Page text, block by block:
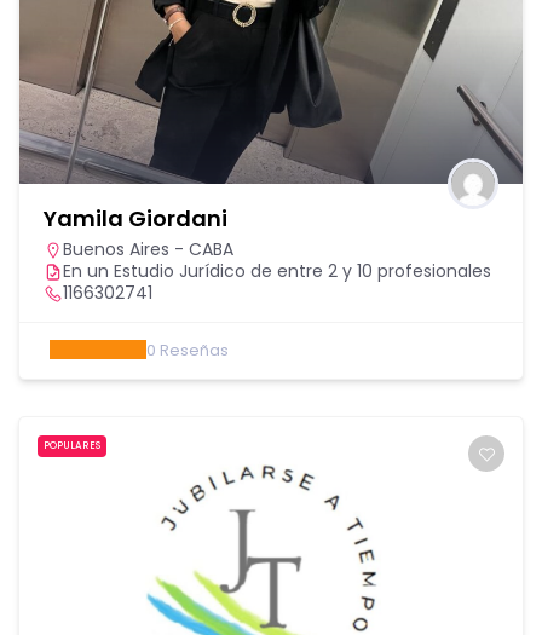
Yamila Giordani
Buenos Aires - CABA
En un Estudio Jurídico de entre 2 y 10 profesionales
1166302741
0 Reseñas
POPULARES